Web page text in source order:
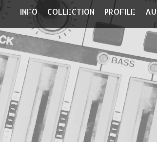
INFO COLLECTION PROFILE